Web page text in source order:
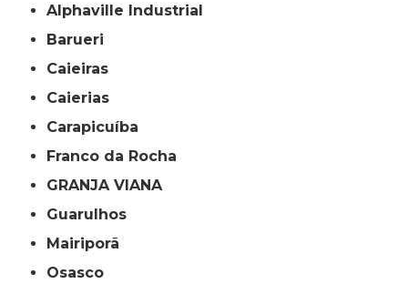
Alphaville Industrial
Barueri
Caieiras
Caierias
Carapicuíba
Franco da Rocha
GRANJA VIANA
Guarulhos
Mairiporã
Osasco